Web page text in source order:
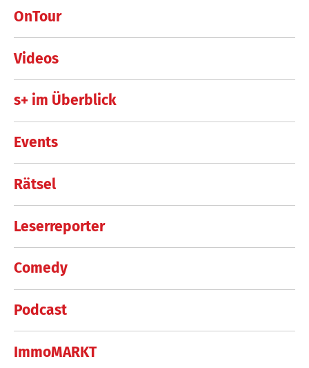
OnTour
Videos
s+ im Überblick
Events
Rätsel
Leserreporter
Comedy
Podcast
ImmoMARKT